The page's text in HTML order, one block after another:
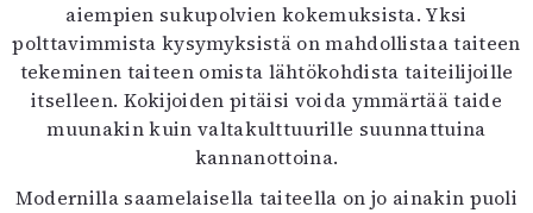
aiempien sukupolvien kokemuksista. Yksi
polttavimmista kysymyksistä on mahdollistaa taiteen
tekeminen taiteen omista lähtökohdista taiteilijoille
itselleen. Kokijoiden pitäisi voida ymmärtää taide
muunakin kuin valtakulttuurille suunnattuina
kannanottoina.
Modernilla saamelaisella taiteella on jo ainakin puoli